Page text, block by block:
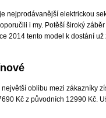
nejprodávanější elektrickou
i my. Potěší široký
2014 tento model k dostání
oblibu mezi zákazníky
Kč z původních 12990 Kč.